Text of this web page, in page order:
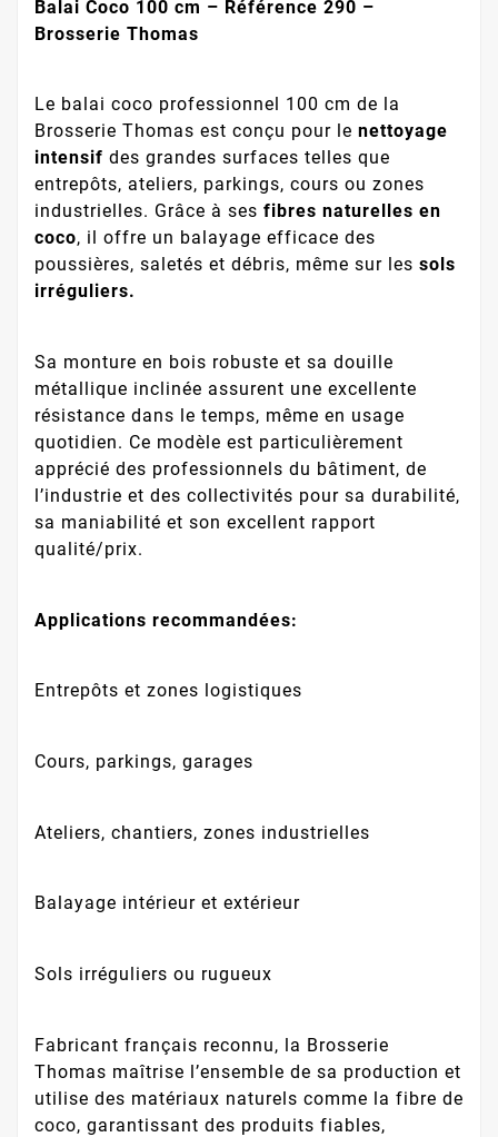
Balai Coco 100 cm – Référence 290 –
Brosserie Thomas
Le balai coco professionnel 100 cm de la
Brosserie Thomas est conçu pour le nettoyage
intensif des grandes surfaces telles que
entrepôts, ateliers, parkings, cours ou zones
industrielles. Grâce à ses fibres naturelles en
coco, il offre un balayage efficace des
poussières, saletés et débris, même sur les sols
irréguliers.
Sa monture en bois robuste et sa douille
métallique inclinée assurent une excellente
résistance dans le temps, même en usage
quotidien. Ce modèle est particulièrement
apprécié des professionnels du bâtiment, de
l’industrie et des collectivités pour sa durabilité,
sa maniabilité et son excellent rapport
qualité/prix.
Applications recommandées:
Entrepôts et zones logistiques
Cours, parkings, garages
Ateliers, chantiers, zones industrielles
Balayage intérieur et extérieur
Sols irréguliers ou rugueux
Fabricant français reconnu, la Brosserie
Thomas maîtrise l’ensemble de sa production et
utilise des matériaux naturels comme la fibre de
coco, garantissant des produits fiables,